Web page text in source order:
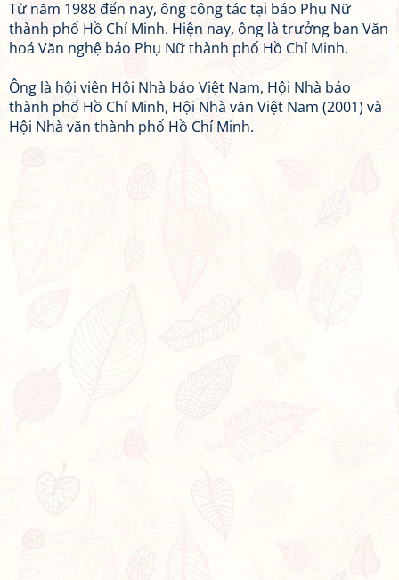
Từ năm 1988 đến nay, ông công tác tại báo Phụ Nữ
thành phố Hồ Chí Minh. Hiện nay, ông là trưởng ban Văn
hoá Văn nghệ báo Phụ Nữ thành phố Hồ Chí Minh.
Ông là hội viên Hội Nhà báo Việt Nam, Hội Nhà báo
thành phố Hồ Chí Minh, Hội Nhà văn Việt Nam (2001) và
Hội Nhà văn thành phố Hồ Chí Minh.